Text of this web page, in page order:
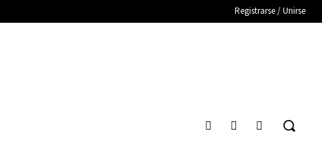
Registrarse / Unirse